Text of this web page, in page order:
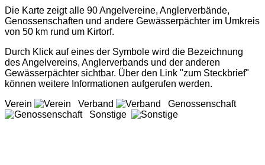
Die Karte zeigt alle 90 Angelvereine, Anglerverbände,
Genossenschaften und andere Gewässerpächter im Umkreis
von 50 km rund um Kirtorf.
Durch Klick auf eines der Symbole wird die Bezeichnung
des Angelvereins, Anglerverbands und der anderen
Gewässerpächter sichtbar. Über den Link "zum Steckbrief"
können weitere Informationen aufgerufen werden.
Verein
Verband
Genossenschaft
Sonstige